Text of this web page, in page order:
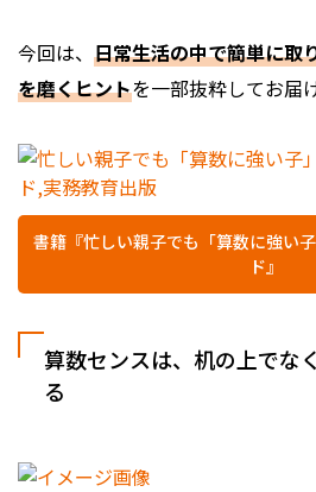
今回は、 日常生活の中で簡単に取
を磨くヒントを一部抜粋してお届
書籍『忙しい親子でも「算数に強い
ド』
算数センスは、机の上でな
る